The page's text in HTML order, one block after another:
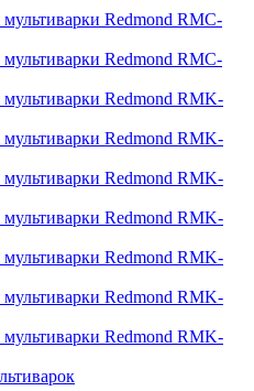
мультиварки Redmond RMC-
мультиварки Redmond RMC-
мультиварки Redmond RMK-
мультиварки Redmond RMK-
мультиварки Redmond RMK-
мультиварки Redmond RMK-
мультиварки Redmond RMK-
мультиварки Redmond RMK-
мультиварки Redmond RMK-